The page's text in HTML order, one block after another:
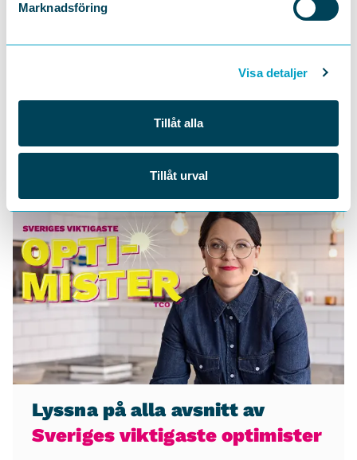
Marknadsföring
Visa detaljer
Tillåt alla
Tillåt urval
Lyssna på alla avsnitt av
Sveriges viktigaste optimister